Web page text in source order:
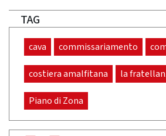
TAG
cava commissariamento
costiera amalfitana la
Piano di Zona